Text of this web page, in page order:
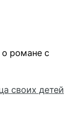
романе с
своих детей